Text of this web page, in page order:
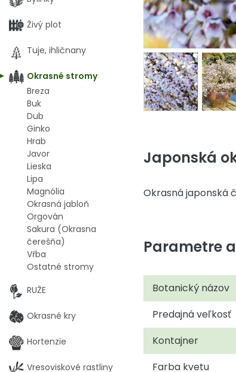
Japonská
Okrasná japonská
Parametre
Botanický názov
Predajná veľkosť
Kontajner
Farba kvetu
Živý plot
Tuje, ihličnany
Okrasné stromy
Breza
Buk
Dub
Ginko
Hrab
Javor
Lieska
Lipa
Magnólia
Okrasná jabloň
Orgován
Sakura (Okrasna
čerešňa)
Vŕba
Ostatné stromy
RUŽE
Okrasné kry
Hortenzie
Vresoviskové rastliny